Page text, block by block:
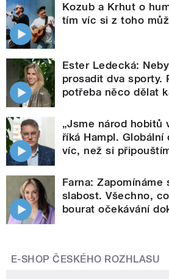
Kozub a Krhut o
tím víc si z toho
Ester Ledecká:
prosadit dva sporty.
potřeba něco dělat
„Jsme národ hobitů
říká Hampl. Globální
víc, než si
Farna: Zapomínáme
slabost. Všechno,
bourat očekávání
E-SHOP ČESKÉHO ROZHLASU